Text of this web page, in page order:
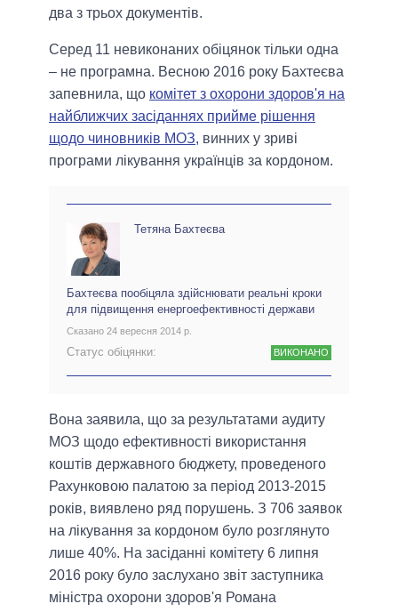
два з трьох документів.
Серед 11 невиконаних обіцянок тільки одна
– не програмна. Весною 2016 року Бахтеєва
запевнила, що комітет з охорони здоров'я на
найближчих засіданнях прийме рішення
щодо чиновників МОЗ, винних у зриві
програми лікування українців за кордоном.
Тетяна Бахтеєва
Бахтеєва пообіцяла здійснювати реальні кроки
для підвищення енергоефективності держави
Сказано 24 вересня 2014 р.
Статус обіцянки: ВИКОНАНО
Вона заявила, що за результатами аудиту
МОЗ щодо ефективності використання
коштів державного бюджету, проведеного
Рахунковою палатою за період 2013-2015
років, виявлено ряд порушень. З 706 заявок
на лікування за кордоном було розглянуто
лише 40%. На засіданні комітету 6 липня
2016 року було заслухано звіт заступника
міністра охорони здоров'я Романа